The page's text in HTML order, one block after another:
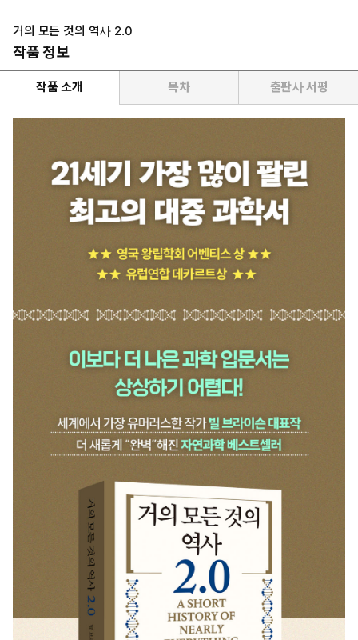
거의 모든 것의 역사 2.0
작품 정보
작품 소개 목차 출판사 서평